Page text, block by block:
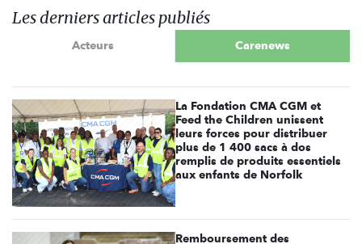
Les derniers articles publiés
Acteurs Carenews
La Fondation CMA CGM et
Feed the Children unissent
leurs forces pour distribuer
plus de 1 400 sacs à dos
remplis de produits essentiels
aux enfants de Norfolk
Remboursement des